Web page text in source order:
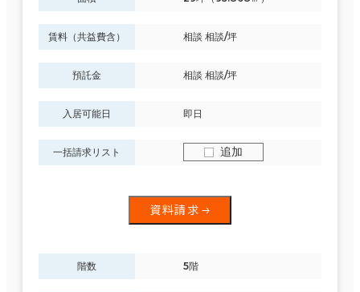
賃料（共益費含） 相談 相談/坪
預託金 相談 相談/坪
入居可能日 即日
一括請求リスト 追加
資料請求
階数 5階